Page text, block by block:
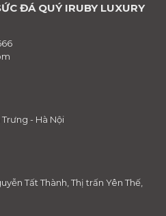
ĐÁ QUÝ IRUBY LUXURY
- Hà Nội
Tất Thành, Thị trấn Yên Thế,